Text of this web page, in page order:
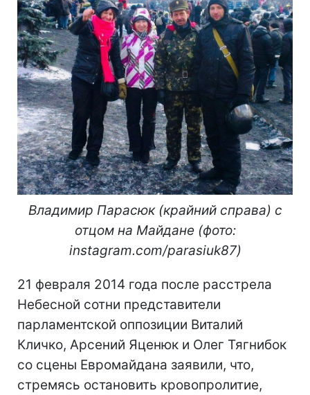
Владимир Парасюк (крайний справа) с
отцом на Майдане (фото:
instagram.com/parasiuk87)
21 февраля 2014 года после расстрела
Небесной сотни представители
парламентской оппозиции Виталий
Кличко, Арсений Яценюк и Олег Тягнибок
со сцены Евромайдана заявили, что,
стремясь остановить кровопролитие,